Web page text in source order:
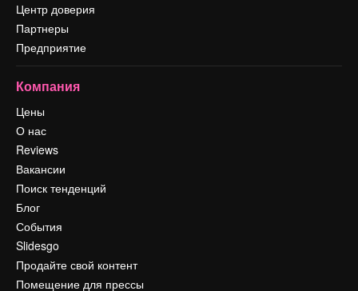
Центр доверия
Партнеры
Предприятие
Компания
Цены
О нас
Reviews
Вакансии
Поиск тенденций
Блог
События
Slidesgo
Продайте свой контент
Помещение для прессы